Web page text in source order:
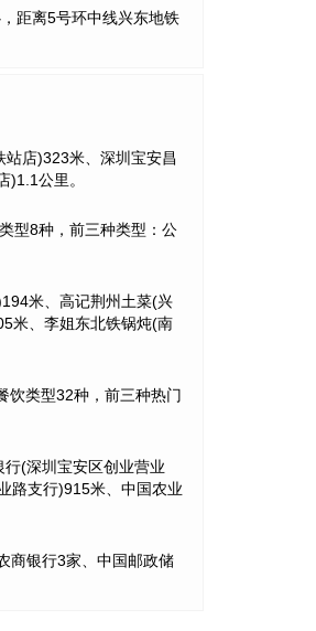
距离5号环中线兴东地铁
店)323米、深圳宝安昌
公里。
型8种，前三种类型：公
米、高记荆州土菜(兴
米、李姐东北铁锅炖(南
饮类型32种，前三种热门
(深圳宝安区创业营业
路支行)915米、中国农业
商银行3家、中国邮政储